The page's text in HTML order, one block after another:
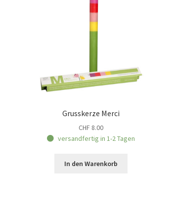
Grusskerze Merci
CHF 8.00
versandfertig in 1-2 Tagen
In den Warenkorb